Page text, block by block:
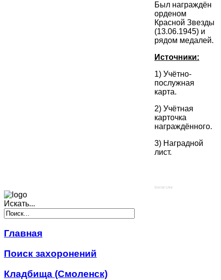
Был награждён
орденом
Красной Звезды
(13.06.1945) и
рядом медалей.
Источники:
1) Учётно-
послужная
карта.
2) Учётная
карточка
награждённого.
3) Наградной
лист.
Social Like
Искать...
Главная
Поиск захоронений
Кладбища (Смоленск)